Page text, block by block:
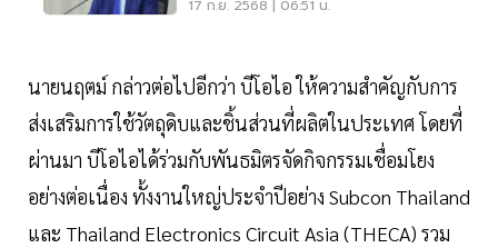
17 ก.ย. 2568 | 06:51 น.
นายนฤตม์ กล่าวต่อไปอีกว่า บีโอไอ ให้ความสำคัญกับการ
ส่งเสริมการใช้วัตถุดิบและชิ้นส่วนที่ผลิตในประเทศ โดยที่
ผ่านมา บีโอไอได้ร่วมกับพันธมิตรจัดกิจกรรมเชื่อมโยง
อย่างต่อเนื่อง ทั้งงานใหญ่ประจำปีอย่าง Subcon Thailand
และ Thailand Electronics Circuit Asia (THECA) รวม